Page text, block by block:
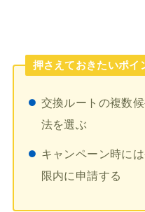
押さえておきたいポイ
交換ルートの複数
法を選ぶ
キャンペーン時に
限内に申請する